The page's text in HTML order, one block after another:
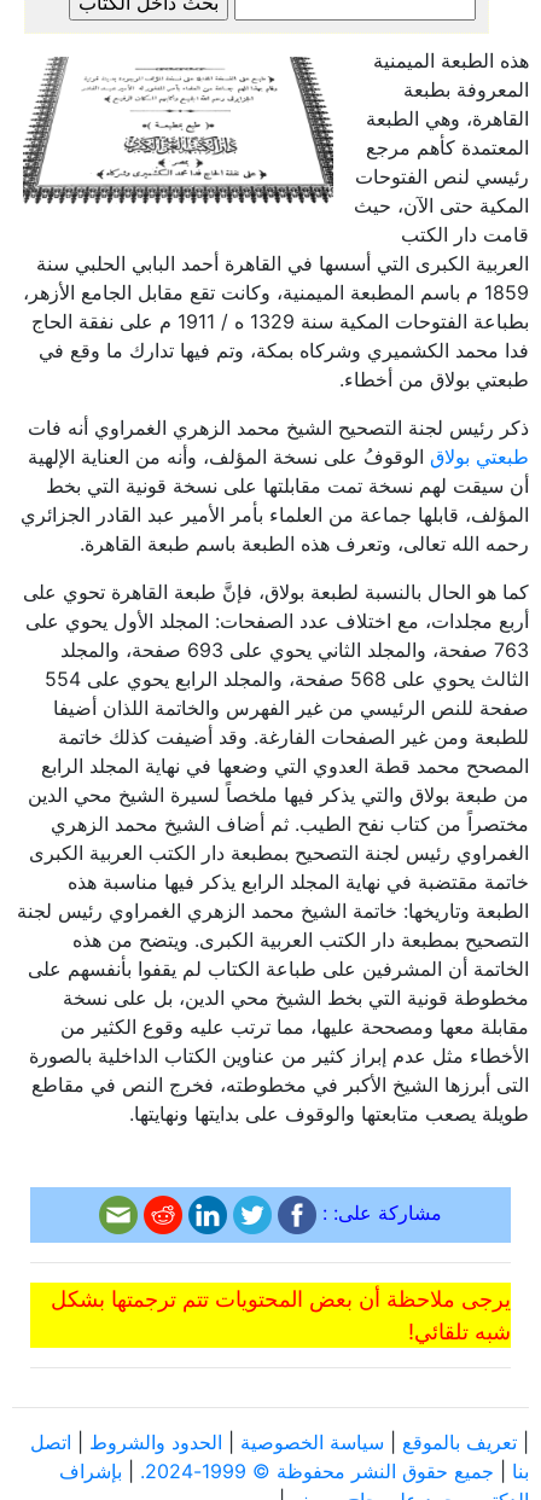
هذه الطبعة الميمنية
المعروفة بطبعة
القاهرة، وهي الطبعة
المعتمدة كأهم مرجع
رئيسي لنص الفتوحات
المكية حتى الآن، حيث
قامت دار الكتب
العربية الكبرى التي أسسها في القاهرة أحمد البابي الحلبي سنة
1859 م باسم المطبعة الميمنية، وكانت تقع مقابل الجامع الأزهر،
بطباعة الفتوحات المكية سنة 1329 ه / 1911 م على نفقة الحاج
فدا محمد الكشميري وشركاه بمكة، وتم فيها تدارك ما وقع في
طبعتي بولاق من أخطاء.
ذكر رئيس لجنة التصحيح الشيخ محمد الزهري الغمراوي أنه فات
طبعتي بولاق الوقوفُ على نسخة المؤلف، وأنه من العناية الإلهية
أن سيقت لهم نسخة تمت مقابلتها على نسخة قونية التي بخط
المؤلف، قابلها جماعة من العلماء بأمر الأمير عبد القادر الجزائري
رحمه الله تعالى، وتعرف هذه الطبعة باسم طبعة القاهرة.
كما هو الحال بالنسبة لطبعة بولاق، فإنَّ طبعة القاهرة تحوي على
أربع مجلدات، مع اختلاف عدد الصفحات: المجلد الأول يحوي على
763 صفحة، والمجلد الثاني يحوي على 693 صفحة، والمجلد
الثالث يحوي على 568 صفحة، والمجلد الرابع يحوي على 554
صفحة للنص الرئيسي من غير الفهرس والخاتمة اللذان أضيفا
للطبعة ومن غير الصفحات الفارغة. وقد أضيفت كذلك خاتمة
المصحح محمد قطة العدوي التي وضعها في نهاية المجلد الرابع
من طبعة بولاق والتي يذكر فيها ملخصاً لسيرة الشيخ محي الدين
مختصراً من كتاب نفح الطيب. ثم أضاف الشيخ محمد الزهري
الغمراوي رئيس لجنة التصحيح بمطبعة دار الكتب العربية الكبرى
خاتمة مقتضبة في نهاية المجلد الرابع يذكر فيها مناسبة هذه
الطبعة وتاريخها: خاتمة الشيخ محمد الزهري الغمراوي رئيس لجنة
التصحيح بمطبعة دار الكتب العربية الكبرى. ويتضح من هذه
الخاتمة أن المشرفين على طباعة الكتاب لم يقفوا بأنفسهم على
مخطوطة قونية التي بخط الشيخ محي الدين، بل على نسخة
مقابلة معها ومصححة عليها، مما ترتب عليه وقوع الكثير من
الأخطاء مثل عدم إبراز كثير من عناوين الكتاب الداخلية بالصورة
التى أبرزها الشيخ الأكبر في مخطوطته، فخرج النص في مقاطع
طويلة يصعب متابعتها والوقوف على بدايتها ونهايتها.
مشاركة على: :
يرجى ملاحظة أن بعض المحتويات تتم ترجمتها بشكل
شبه تلقائي!
تعريف بالموقع سياسة الخصوصية الحدود والشروط
اتصل
بنا
جميع حقوق النشر محفوظة © 1999-2024.
بإشراف